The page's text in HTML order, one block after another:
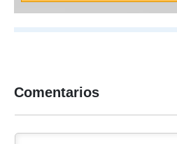
Comentarios